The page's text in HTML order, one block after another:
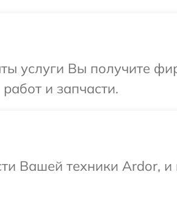
услуги Вы получите
и запчасти.
Вашей техники Ardor,